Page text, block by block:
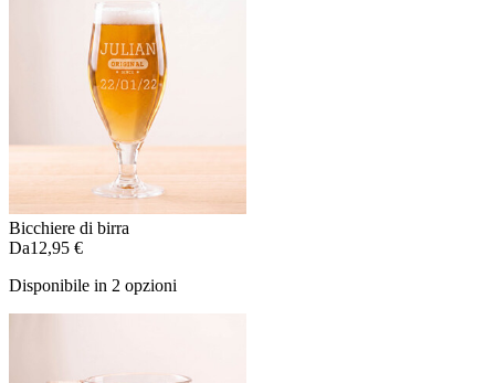
Bicchiere di birra
Da12,95 €
Disponibile in 2 opzioni